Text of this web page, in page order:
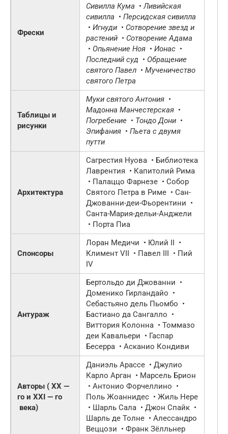
Фрески
Сивилла Кума • Ливийская
сивилла • Персидская сивилла
• Игнуди • Сотворение звезд и
растений • Сотворение Адама
• Опьянение Ноя • Ионас •
Последний суд • Обращение
святого Павел • Мученичество
святого Петра
Таблицы и
рисунки
Муки святого Антония •
Мадонна Манчестерская •
Погребение • Тондо Дони •
Эпифания • Пьета с двумя
путти
Архитектура
Сагрестия Нуова • Библиотека
Лаврентия • Капитолий Рима
• Палаццо Фарнезе • Собор
Святого Петра в Риме • Сан-
Джованни-деи-Фьорентини •
Санта-Мария-дельи-Анджели
• Порта Пиа
Спонсоры
Лоран Медичи • Юлий II •
Климент VII • Павел III • Пий
IV
Антураж
Бертольдо ди Джованни •
Доменико Гирландайо •
Себастьяно дель Пьомбо •
Бастиано да Сангалло •
Виттория Колонна • Томмазо
деи Кавальери • Гаспар
Бесерра • Асканио Кондиви
Авторы ( XX —
го и XXI — го
века)
Даниэль Арассе • Джулио
Карло Арган • Марсель Брион
• Антонио Форчеллино •
Поль Жоаннидес • Жиль Нере
• Шарль Сала • Джон Спайк •
Шарль де Толне • Алессандро
Веццози • Франк Зёлльнер